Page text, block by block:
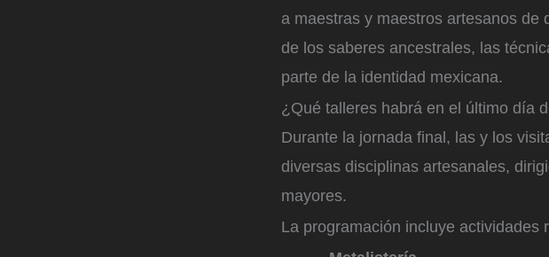
a maestras y maestros artesanos
de los saberes ancestrales, las
parte de la identidad mexicana.
¿Qué talleres habrá en el último día
Durante la jornada final, las y los
diversas disciplinas artesanales,
mayores.
La programación incluye actividades